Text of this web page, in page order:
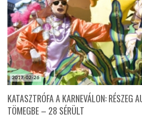
LATIMO.HU
GLOBOBOOK
2017-02-26
KATASZTRÓFA A KARNEVÁLON: RÉSZEG
TÖMEGBE – 28 SÉRÜLT